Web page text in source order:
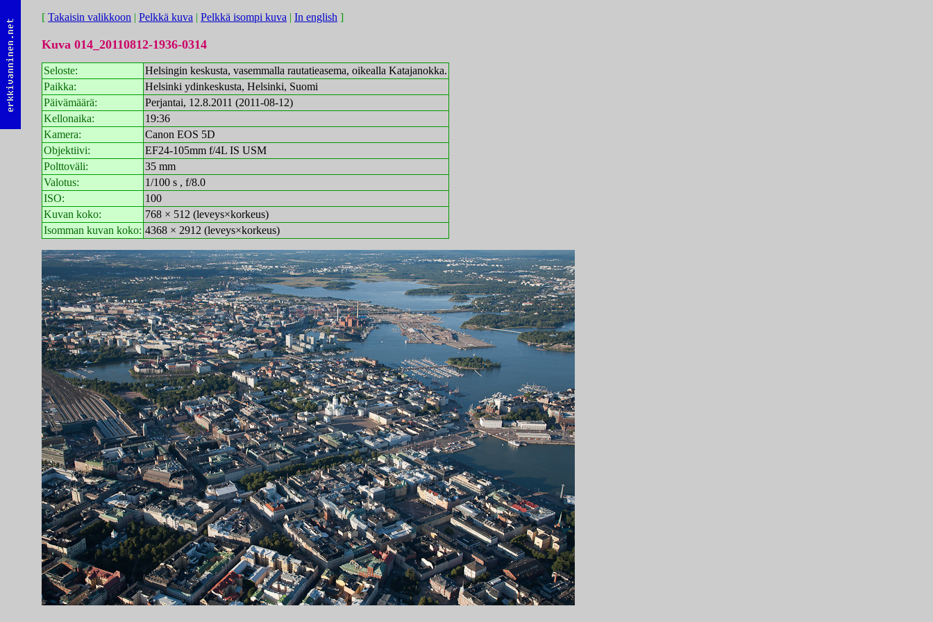
[ Takaisin valikkoon | Pelkkä kuva | Pelkkä isompi kuva | In english ]
Kuva 014_20110812-1936-0314
Seloste:
Helsingin keskusta, vasemmalla rautatieasema, oikealla Katajanokka.
Paikka:
Helsinki ydinkeskusta, Helsinki, Suomi
Päivämäärä:
Perjantai, 12.8.2011 (2011-08-12)
Kellonaika:
19:36
Kamera:
Canon EOS 5D
Objektiivi:
EF24-105mm f/4L IS USM
Polttoväli:
35 mm
Valotus:
1/100 s , f/8.0
ISO:
100
Kuvan koko:
768 × 512 (leveys×korkeus)
Isomman kuvan koko: 4368 × 2912 (leveys×korkeus)